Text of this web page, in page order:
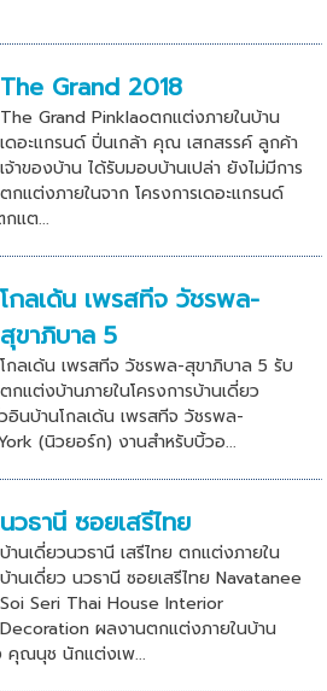
The Grand 2018
The Grand Pinklaoตกแต่งภายในบ้าน
เดอะแกรนด์ ปิ่นเกล้า คุณ เสกสรรค์ ลูกค้า
เจ้าของบ้าน ได้รับมอบบ้านเปล่า ยังไม่มีการ
ตกแต่งภายในจาก โครงการเดอะแกรนด์
กแต...
โกลเด้น เพรสทีจ วัชรพล-
สุขาภิบาล 5
โกลเด้น เพรสทีจ วัชรพล-สุขาภิบาล 5 รับ
ตกแต่งบ้านภายในโครงการบ้านเดี่ยว
นบ้านโกลเด้น เพรสทีจ วัชรพล-
(นิวยอร์ก) งานสำหรับบิ้วอ...
นวธานี ซอยเสรีไทย
บ้านเดี่ยวนวธานี เสรีไทย ตกแต่งภายใน
บ้านเดี่ยว นวธานี ซอยเสรีไทย Navatanee
Soi Seri Thai House Interior
Decoration ผลงานตกแต่งภายในบ้าน
คุณนุช นักแต่งเพ...